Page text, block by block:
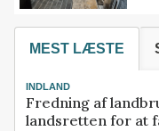
MEST LÆSTE
INDLAND
Fredning af
landsretten for at